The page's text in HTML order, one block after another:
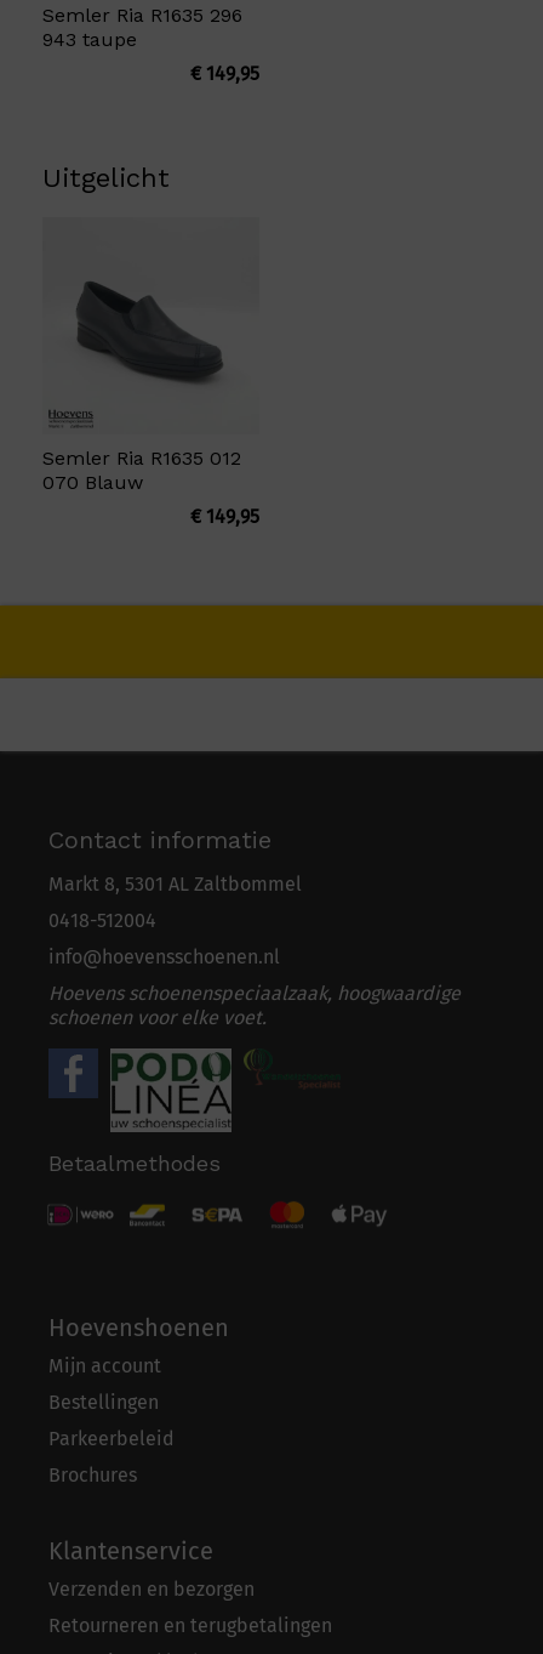
Semler Ria R1635 296
943 taupe
€149,95
Uitgelicht
Semler Ria R1635 012
070 Blauw
€149,95
Contact informatie
Markt 8, 5301 AL Zaltbommel
0418-512004
info@hoevensschoenen.nl
Hoevens schoenenspeciaalzaak, hoogwaardige
schoenen voor elke voet.
Betaalmethodes
Hoevenshoenen
Mijn account
Bestellingen
Parkeerbeleid
Brochures
Klantenservice
Verzenden en bezorgen
Retourneren en terugbetalingen